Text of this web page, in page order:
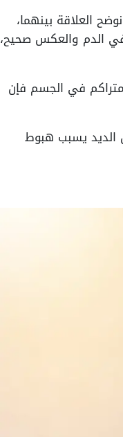
العلاقة بينهما،
في الدم والعكس صحيح،
في الجسم فإن
الديد يسبب هبوط